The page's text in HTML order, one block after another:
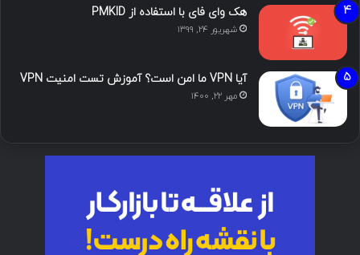
هک وای فای با استفاده از PMKID
شهریور ۲۴, ۱۳۹۹
آیا VPN ما امن است؟ آموزش تست امنیت VPN
مهر ۲۲, ۱۴۰۰